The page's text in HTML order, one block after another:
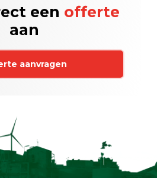
een offerte
aan
aanvragen